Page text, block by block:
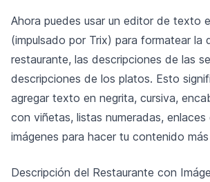
Ahora puedes usar un editor de texto
(impulsado por Trix) para formatear la
restaurante, las descripciones de las
descripciones de los platos. Esto
agregar texto en negrita, cursiva,
con viñetas, listas numeradas, enlaces
imágenes para hacer tu contenido
Descripción del Restaurante con